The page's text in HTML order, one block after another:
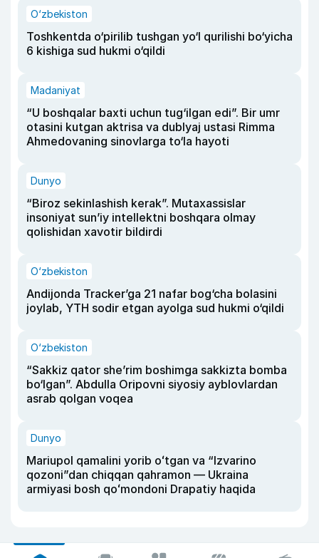
O‘zbekiston
Toshkentda o‘pirilib tushgan yo‘l qurilishi bo‘yicha
6 kishiga sud hukmi o‘qildi
Madaniyat
“U boshqalar baxti uchun tug‘ilgan edi”. Bir umr
otasini kutgan aktrisa va dublyaj ustasi Rimma
Ahmedovaning sinovlarga to‘la hayoti
Dunyo
“Biroz sekinlashish kerak”. Mutaxassislar
insoniyat sun’iy intellektni boshqara olmay
qolishidan xavotir bildirdi
O‘zbekiston
Andijonda Tracker’ga 21 nafar bog‘cha bolasini
joylab, YTH sodir etgan ayolga sud hukmi o‘qildi
O‘zbekiston
“Sakkiz qator she’rim boshimga sakkizta bomba
bo‘lgan”. Abdulla Oripovni siyosiy ayblovlardan
asrab qolgan voqea
Dunyo
Mariupol qamalini yorib oʻtgan va “Izvarino
qozoni”dan chiqqan qahramon — Ukraina
armiyasi bosh qoʻmondoni Drapatiy haqida